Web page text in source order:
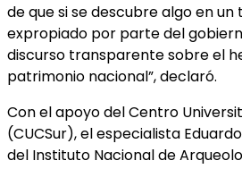
de que si se descubre algo en
expropiado por parte del
discurso transparente sobre el
patrimonio nacional”, declaró.
Con el apoyo del Centro
(CUCSur), el especialista
del Instituto Nacional de